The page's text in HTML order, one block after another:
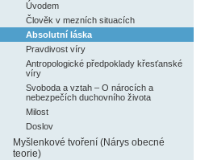
Úvodem
Člověk v mezních situacích
Absolutní láska
Pravdivost víry
Antropologické předpoklady křesťanské
víry
Svoboda a vztah – O nárocích a
nebezpečích duchovního života
Milost
Doslov
Myšlenkové tvoření (Nárys obecné
teorie)